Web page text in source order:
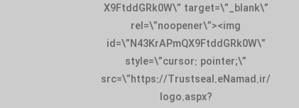
X9FtddGRk0W\” target=\”_blank\”
rel=\”noopener\”><img
id=\”N43KrAPmQX9FtddGRk0W\”
style=\”cursor: pointer;\”
src=\”https://Trustseal.eNamad.ir/
logo.aspx?